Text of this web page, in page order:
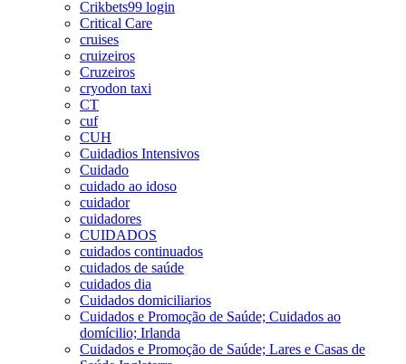
Crikbets99 login
Critical Care
cruises
cruizeiros
Cruzeiros
cryodon taxi
CT
cuf
CUH
Cuidadios Intensivos
Cuidado
cuidado ao idoso
cuidador
cuidadores
CUIDADOS
cuidados continuados
cuidados de saúde
cuidados dia
Cuidados domiciliarios
Cuidados e Promoção de Saúde; Cuidados ao
domícilio; Irlanda
Cuidados e Promoção de Saúde; Lares e Casas de